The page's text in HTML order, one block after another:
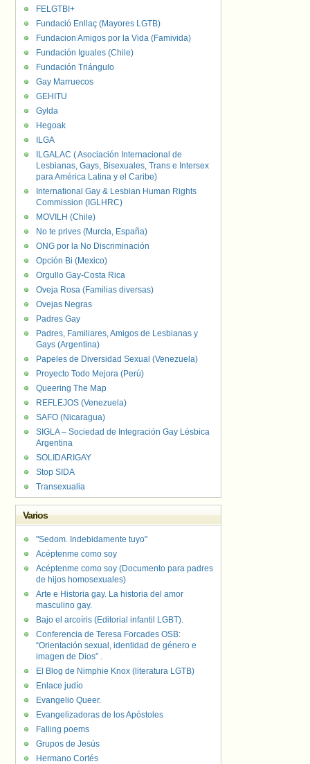
FELGTBI+
Fundació Enllaç (Mayores LGTB)
Fundacion Amigos por la Vida (Famivida)
Fundación Iguales (Chile)
Fundación Triángulo
Gay Marruecos
GEHITU
Gylda
Hegoak
ILGA
ILGALAC ( Asociación Internacional de
Lesbianas, Gays, Bisexuales, Trans e Intersex
para América Latina y el Caribe)
International Gay & Lesbian Human Rights
Commission (IGLHRC)
MOVILH (Chile)
No te prives (Murcia, España)
ONG por la No Discriminación
Opción Bi (Mexico)
Orgullo Gay-Costa Rica
Oveja Rosa (Familias diversas)
Ovejas Negras
Padres Gay
Padres, Familiares, Amigos de Lesbianas y
Gays (Argentina)
Papeles de Diversidad Sexual (Venezuela)
Proyecto Todo Mejora (Perú)
Queering The Map
REFLEJOS (Venezuela)
SAFO (Nicaragua)
SIGLA – Sociedad de Integración Gay Lésbica
Argentina
SOLIDARIGAY
Stop SIDA
Transexualia
Varios
"Sedom. Indebidamente tuyo"
Acéptenme como soy
Acéptenme como soy (Documento para padres
de hijos homosexuales)
Arte e Historia gay. La historia del amor
masculino gay.
Bajo el arcoíris (Editorial infantil LGBT).
Conferencia de Teresa Forcades OSB:
“Orientación sexual, identidad de género e
imagen de Dios” .
El Blog de Nimphie Knox (literatura LGTB)
Enlace judío
Evangelio Queer.
Evangelizadoras de los Apóstoles
Falling poems
Grupos de Jesús
Hermano Cortés